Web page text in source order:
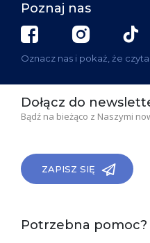
Poznaj nas
Oznacz nas i pokaż, że
Dołącz do
Bądź na bieżąco z Naszymi
ZAPISZ SIĘ
Potrzebna pomoc?